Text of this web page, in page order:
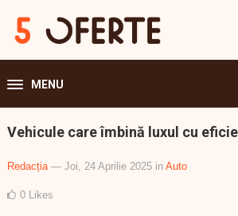
MENU
Vehicule care îmbină luxul cu
Redacția — Joi, 24 Aprilie 2025 in Auto
0 Likes